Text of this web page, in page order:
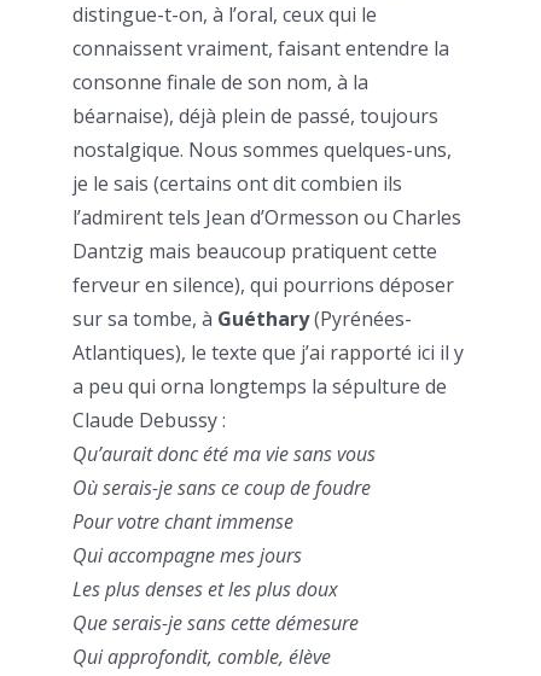
distingue-t-on, à l’oral, ceux qui le
connaissent vraiment, faisant entendre la
consonne finale de son nom, à la
béarnaise), déjà plein de passé, toujours
nostalgique. Nous sommes quelques-uns,
je le sais (certains ont dit combien ils
l’admirent tels Jean d’Ormesson ou Charles
Dantzig mais beaucoup pratiquent cette
ferveur en silence), qui pourrions déposer
sur sa tombe, à Guéthary(Pyrénées-
Atlantiques), le texte que j’ai rapporté ici il y
a peu qui orna longtemps la sépulture de
Claude Debussy :
Qu’aurait donc été ma vie sans vous
Où serais-je sans ce coup de foudre
Pour votre chant immense
Qui accompagne mes jours
Les plus denses et les plus doux
Que serais-je sans cette démesure
Qui approfondit, comble, élève